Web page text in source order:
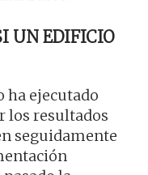
UN EDIFICIO
ha ejecutado
los resultados
seguidamente